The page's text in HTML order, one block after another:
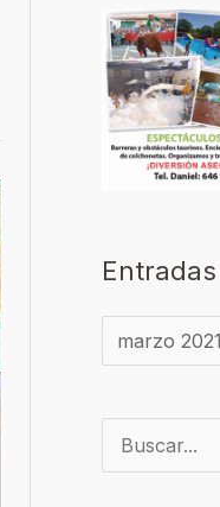
Entradas